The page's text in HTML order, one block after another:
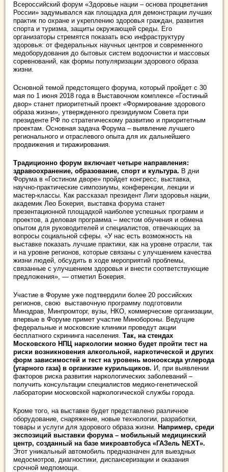
Всероссийский форум «Здоровье нации – основа процветания
России» задумывался как площадка для демонстрации лучших
практик по охране и укреплению здоровья граждан, развития
спорта и туризма, защиты окружающей среды. Его
организаторы стремятся показать всю инфраструктуру
здоровья: от федеральных научных центров и современного
медоборудования до бытовых систем водоочистки и массовых
соревнований, как формы популяризации здорового образа
жизни.
Основной темой предстоящего форума, который пройдет с 30
мая по 1 июня 2018 года в Выставочном комплексе «Гостиный
двор» станет приоритетный проект «Формирование здорового
образа жизни», утвержденного президиумом Совета при
президенте РФ по стратегическому развитию и приоритетным
проектам. Основная задача Форума – выявление лучшего
регионального и отраслевого опыта для их дальнейшего
продвижения и тиражирования.
Традиционно форум включает четыре направления:
здравоохранение, образование, спорт и культура. В дни
Форума в «Гостином дворе» пройдет конгресс, выставка,
научно-практические симпозиумы, конференции, лекции и
мастер-классы. Как рассказал президент Лиги здоровья нации,
академик Лео Бокерия, выставка форума станет
презентационной площадкой наиболее успешных программ и
проектов, а деловая программа – местом обучения и обмена
опытом для руководителей и специалистов, отвечающих за
вопросы социальной сферы. «У нас есть возможность на
выставке показать лучшие практики, как на уровне отрасли, так
и на уровне регионов, которые связаны с улучшением качества
жизни людей, обсудить в ходе мероприятий проблемы,
связанные с улучшением здоровья и внести соответствующие
предложения», — отметил Бокерия.
Участие в Форуме уже подтвердили более 20 российских
регионов, свою выставочную программу подготовили
Минздрав, Минпромторг, вузы, НКО, коммерческие организации,
впервые в Форуме примет участие Минобороны. Ведущие
федеральные и московские клиники проведут акции
бесплатного скрининга населения. Так, на стендах
Московского НПЦ наркологии можно будет пройти тест на
риски возникновения алкогольной, наркотической и других
форм зависимостей и тест на уровень монооксида углерода
(угарного газа) в организме курильщиков. И, при выявлении
факторов риска развития наркологических заболеваний –
получить консультации специалистов медико-генетической
лаборатории московской наркологической службы города.
Кроме того, на выставке будет представлено различное
оборудование, снаряжение, новые технологии, разработки,
товары и услуги для здорового образа жизни. Например, среди
экспозиций выставки форума – мобильный медицинский
центр, созданный на базе микроавтобуса «ГАЗель NEXT».
Этот уникальный автомобиль предназначен для выездных
медосмотров, диагностики, диспансеризации и оказания
срочной медпомощи.